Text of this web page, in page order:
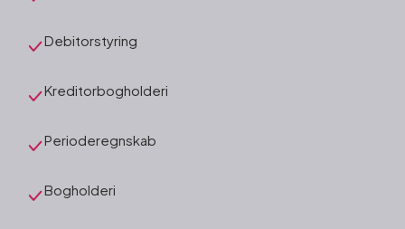
Debitorstyring
Kreditorbogholderi
Perioderegnskab
Bogholderi